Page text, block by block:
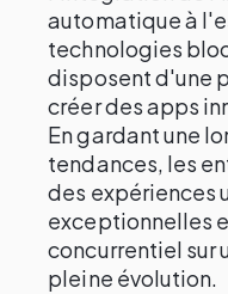
automatique à
technologies
disposent d'une
créer des apps
En gardant une
tendances, les
des expériences
exceptionnelles
concurrentiel sur
pleine évolution.